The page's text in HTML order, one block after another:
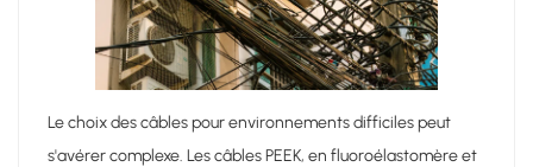
Le choix des câbles pour environnements difficiles peut
s'avérer complexe. Les câbles PEEK, en fluoroélastomère et